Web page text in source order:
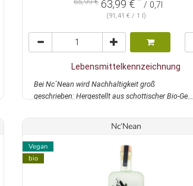
63,99 € / 0,7l
(91,41 € / 1 l)
Lebensmittelkennzeichnung
Bei Nc´Nean wird Nachhaltigkeit groß
geschrieben: Hergestellt aus schottischer Bio-Ge...
Nc‘Nean
Vegan
bio